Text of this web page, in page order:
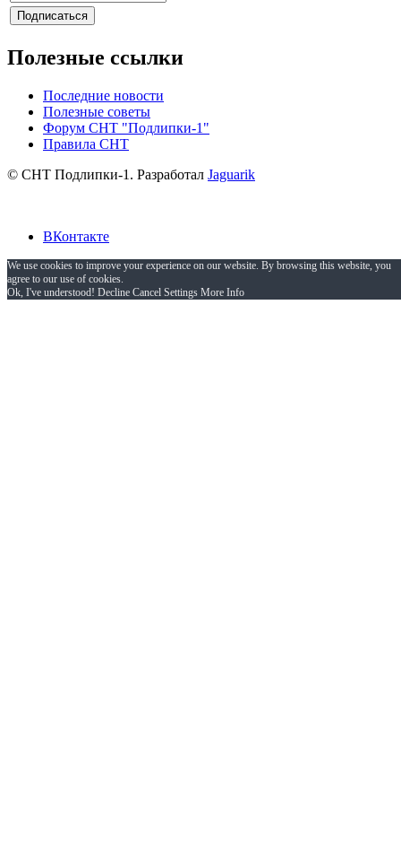
Полезные ссылки
Последние новости
Полезные советы
Форум СНТ "Подлипки-1"
Правила СНТ
© СНТ Подлипки-1. Разработал Jaguarik
ВКонтакте
We use cookies to improve your experience on our website. By browsing this website, you
agree to our use of cookies.
Ok, I've understood! Decline Cancel Settings More Info